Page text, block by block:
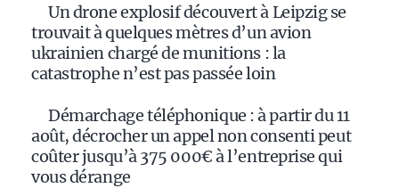
Un drone explosif découvert à Leipzig se
trouvait à quelques mètres d’un avion
ukrainien chargé de munitions : la
catastrophe n’est pas passée loin
Démarchage téléphonique : à partir du 11
août, décrocher un appel non consenti peut
coûter jusqu’à 375 000€ à l’entreprise qui
vous dérange